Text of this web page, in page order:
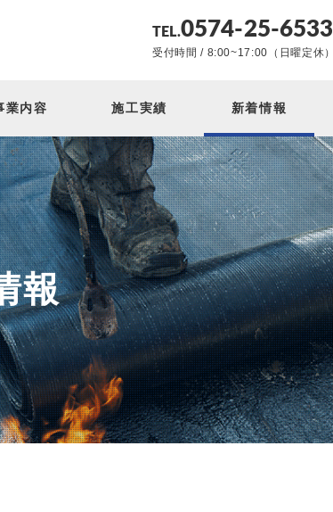
TEL.0574-25-6533
受付時間 / 8:00~17:00（日曜定休）
業内容 施工実績 新着情報
報